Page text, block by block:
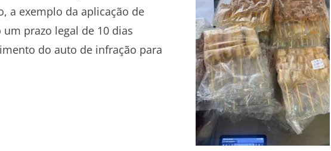
a exemplo da aplicação de
prazo legal de 10 dias
do auto de infração para